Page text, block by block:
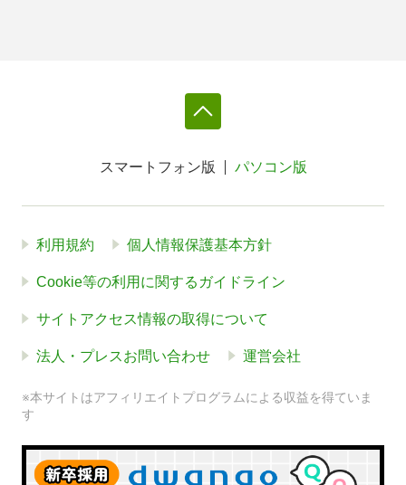
スマートフォン版 パソコン版
利用規約 個人情報保護基本方針
Cookie等の利用に関するガイドライン
サイトアクセス情報の取得について
法人・プレスお問い合わせ 運営会社
※本サイトはアフィリエイトプログラムによる収益を得ていま
す